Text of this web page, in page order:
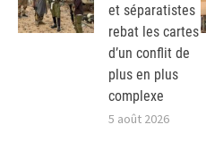
et séparatistes
rebat les cartes
d’un conflit de
plus en plus
complexe
5 août 2026